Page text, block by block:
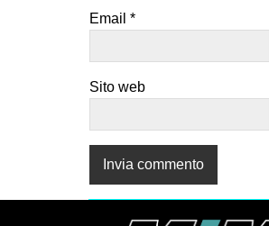
Email *
Sito web